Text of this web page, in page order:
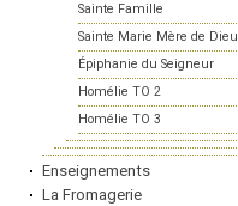
Sainte Famille
Sainte Marie Mère de Dieu
Épiphanie du Seigneur
Homélie TO 2
Homélie TO 3
Enseignements
La Fromagerie